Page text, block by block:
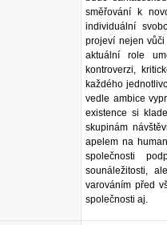
směřování k
individuální
projeví nejen
aktuální role
kontroverzi,
každého
vedle ambice
existence si
skupinám
apelem na
společnosti
sounáležitosti,
varováním před
společnosti aj.